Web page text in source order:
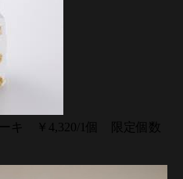
キ ￥4,320/1個 限定個数